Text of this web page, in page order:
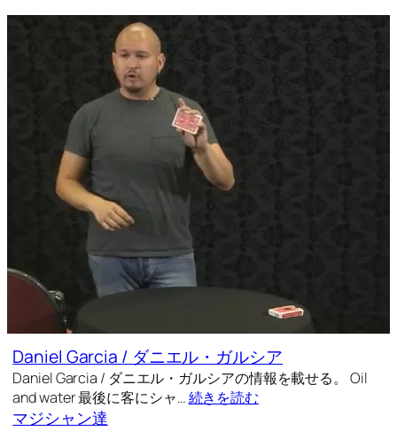
Daniel Garcia / ダニエル・ガルシア
Daniel Garcia / ダニエル・ガルシアの情報を載せる。 Oil
and water 最後に客にシャ…続きを読む
マジシャン達